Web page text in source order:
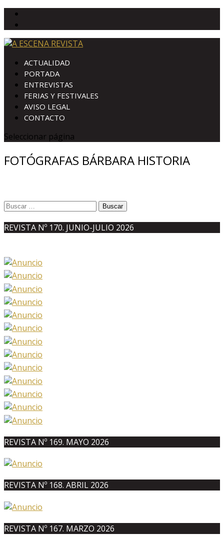
ACTUALIDAD
PORTADA
ENTREVISTAS
FERIAS Y FESTIVALES
AVISO LEGAL
CONTACTO
Seleccionar página
FOTÓGRAFAS BÁRBARA HISTORIA
Buscar:
REVISTA Nº 170. JUNIO-JULIO 2026
REVISTA Nº 169. MAYO 2026
REVISTA Nº 168. ABRIL 2026
REVISTA Nº 167. MARZO 2026